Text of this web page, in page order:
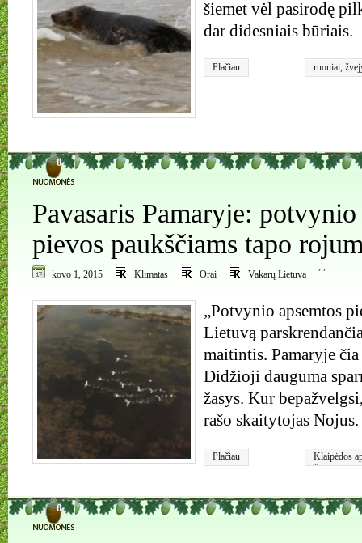
šiemet vėl pasirodę
dar didesniais būriais.
Plačiau ruoniai,
0
Pavasaris Pamaryje: potvynio
pievos paukščiams tapo
kovo 1, 2015 Klimatas
,
Orai
,
Vakarų Lietuva
„Potvynio apsemtos
Lietuvą
maitintis. Pamaryje
Didžioji dauguma
žasys. Kur
rašo skaitytojas Nojus.
Plačiau
Klaipėdos
0